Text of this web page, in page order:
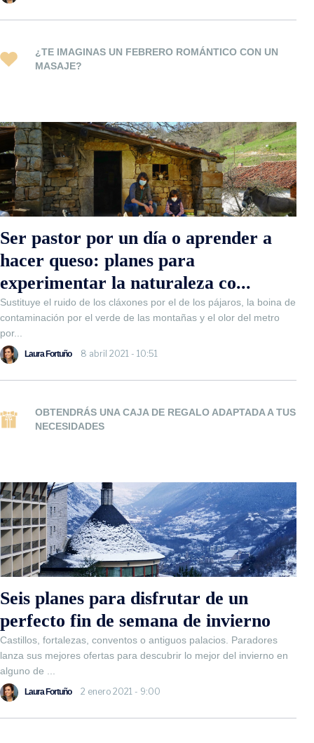
Ser pastor por un día o aprender a
hacer queso: planes para
experimentar la naturaleza co...
Sustituye el ruido de los cláxones por el de los pájaros, la boina de
contaminación por el verde de las montañas y el olor del metro
por...
Laura Fortuño 8 abril 2021 - 10:51
Seis planes para disfrutar de un
perfecto fin de semana de invierno
Castillos, fortalezas, conventos o antiguos palacios. Paradores
lanza sus mejores ofertas para descubrir lo mejor del invierno en
alguno de ...
Laura Fortuño 2 enero 2021 - 9:00